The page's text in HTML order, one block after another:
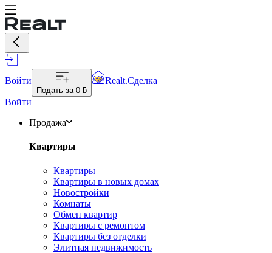
Войти
Подать за 0 ƃ
Realt.Сделка
Войти
Продажа
Квартиры
Квартиры
Квартиры в новых домах
Новостройки
Комнаты
Обмен квартир
Квартиры с ремонтом
Квартиры без отделки
Элитная недвижимость